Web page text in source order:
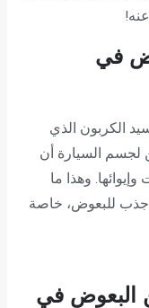
في
الكربون الذي
لجسم السيارة أن
وهذا ما
جذب للبعوض، خاصة
البعوض في